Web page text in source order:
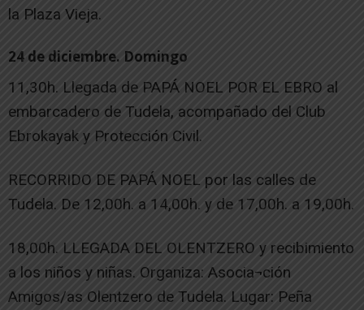
la Plaza Vieja.
24 de diciembre. Domingo
11,30h. Llegada de PAPÁ NOEL POR EL EBRO al
embarcadero de Tudela, acompañado del Club
Ebrokayak y Protección Civil.
RECORRIDO DE PAPÁ NOEL por las calles de
Tudela. De 12,00h. a 14,00h. y de 17,00h. a 19,00h.
18,00h. LLEGADA DEL OLENTZERO y recibimiento
a los niños y niñas. Organiza: Asocia¬ción
Amigos/as Olentzero de Tudela. Lugar: Peña